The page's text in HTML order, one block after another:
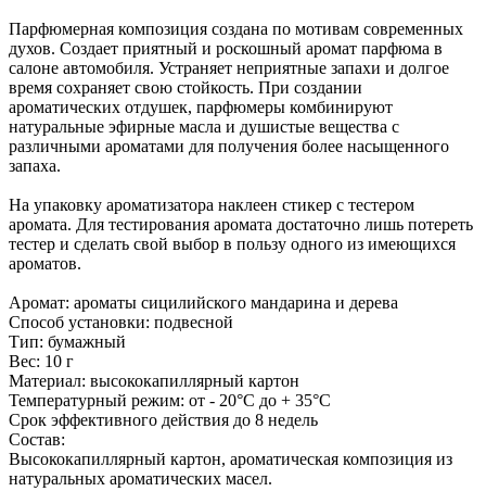
Парфюмерная композиция создана по мотивам современных
духов. Создает приятный и роскошный аромат парфюма в
салоне автомобиля. Устраняет неприятные запахи и долгое
время сохраняет свою стойкость. При создании
ароматических отдушек, парфюмеры комбинируют
натуральные эфирные масла и душистые вещества с
различными ароматами для получения более насыщенного
запаха.
На упаковку ароматизатора наклеен стикер с тестером
аромата. Для тестирования аромата достаточно лишь потереть
тестер и сделать свой выбор в пользу одного из имеющихся
ароматов.
Аромат: ароматы сицилийского мандарина и дерева
Способ установки: подвесной
Тип: бумажный
Вес: 10 г
Материал: высококапиллярный картон
Температурный режим: от - 20°С до + 35°С
Срок эффективного действия до 8 недель
Состав:
Высококапиллярный картон, ароматическая композиция из
натуральных ароматических масел.